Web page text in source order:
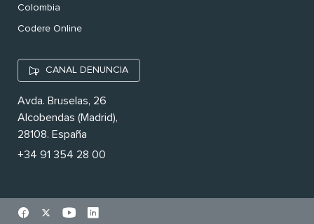
Colombia
Codere Online
CANAL DENUNCIA
Avda. Bruselas, 26
Alcobendas (Madrid),
28108. España
+34 91 354 28 00